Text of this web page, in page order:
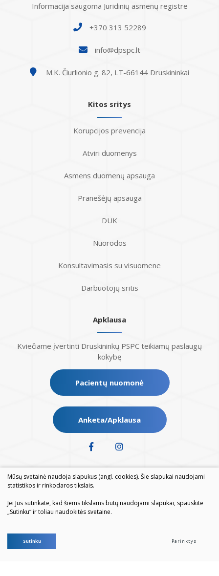
Informacija saugoma Juridinių asmenų registre
+370 313 52289
info@dpspc.lt
M.K. Čiurlionio g. 82, LT-66144 Druskininkai
Kitos sritys
Korupcijos prevencija
Atviri duomenys
Asmens duomenų apsauga
Pranešėjų apsauga
DUK
Nuorodos
Konsultavimasis su visuomene
Darbuotojų sritis
Apklausa
Kviečiame įvertinti Druskininkų PSPC teikiamų paslaugų
kokybę
Pacientų nuomonė
Anketa/Apklausa
Mūsų svetainė naudoja slapukus (angl. cookies). Šie slapukai naudojami
statistikos ir rinkodaros tikslais.
Jei Jūs sutinkate, kad šiems tikslams būtų naudojami slapukai, spauskite
„Sutinku“ ir toliau naudokitės svetaine.
Sutinku Parinktys